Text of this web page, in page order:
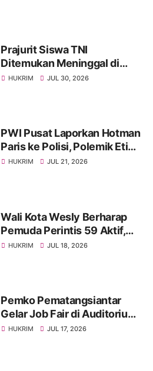
Prajurit Siswa TNI
Ditemukan Meninggal di
Rindam I/BB, Penyelidikan
HUKRIM JUL 30, 2026
PWI Pusat Laporkan Hotman
Paris ke Polisi, Polemik Etika
dan Kebebasan Pers
HUKRIM JUL 21, 2026
Wali Kota Wesly Berharap
Pemuda Perintis 59 Aktif,
Solid, dan Mampu Lahirkan
HUKRIM JUL 18, 2026
Pemko Pematangsiantar
Gelar Job Fair di Auditorium
USI, Tersedia 1.000 Lebih
HUKRIM JUL 17, 2026